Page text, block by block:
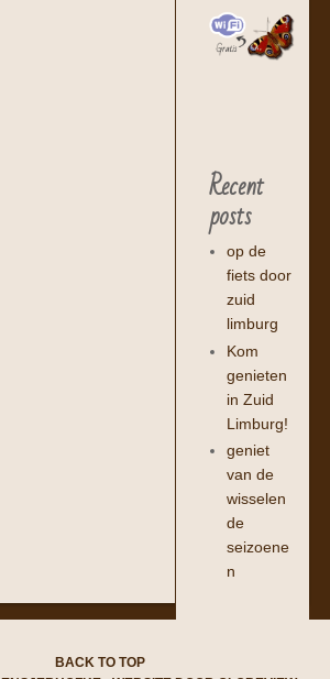
Recent
posts
op de
fiets door
zuid
limburg
Kom
genieten
in Zuid
Limburg!
geniet
van de
wisselen
de
seizoene
n
BACK TO TOP